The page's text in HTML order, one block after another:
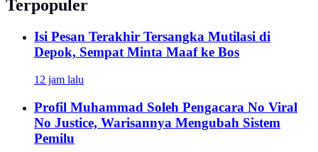
Terpopuler
Isi Pesan Terakhir Tersangka Mutilasi di
Depok, Sempat Minta Maaf ke Bos
12 jam lalu
Profil Muhammad Soleh Pengacara No Viral
No Justice, Warisannya Mengubah Sistem
Pemilu